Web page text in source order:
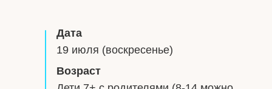
Возраст
Дата
19 июля (воскресенье)